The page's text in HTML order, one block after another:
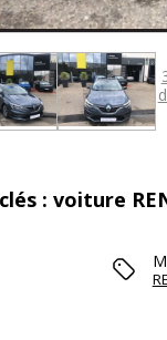
: voiture